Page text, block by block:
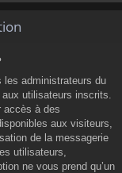
les administrateurs du
utilisateurs inscrits.
accès à des
aux visiteurs,
de la messagerie
utilisateurs,
ne vous prend qu’un